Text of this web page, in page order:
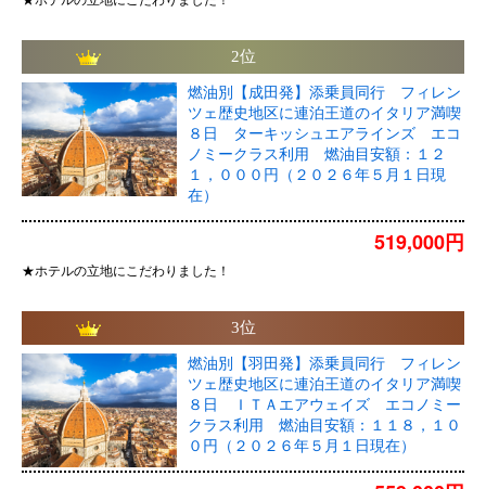
2位
燃油別【成田発】添乗員同行 フィレン
ツェ歴史地区に連泊王道のイタリア満喫
８日 ターキッシュエアラインズ エコ
ノミークラス利用 燃油目安額：１２
１，０００円（２０２６年５月１日現
在）
519,000円
★ホテルの立地にこだわりました！
3位
燃油別【羽田発】添乗員同行 フィレン
ツェ歴史地区に連泊王道のイタリア満喫
８日 ＩＴＡエアウェイズ エコノミー
クラス利用 燃油目安額：１１８，１０
０円（２０２６年５月１日現在）